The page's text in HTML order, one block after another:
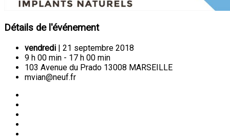
Détails de l'événement
vendredi | 21 septembre 2018
9 h 00 min - 17 h 00 min
103 Avenue du Prado 13008 MARSEILLE
mvian@neuf.fr